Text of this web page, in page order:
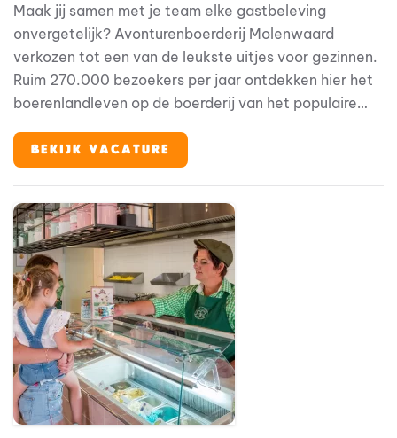
Maak jij samen met je team elke gastbeleving
onvergetelijk? Avonturenboerderij Molenwaard
verkozen tot een van de leukste uitjes voor gezinnen.
Ruim 270.000 bezoekers per jaar ontdekken hier het
boerenlandleven op de boerderij van het populaire
ontdekken is! Binnen deze bijzondere omgeving speelt
horeca een belangrijke rol in de totale gastbeleving.
BEKIJK VACATURE